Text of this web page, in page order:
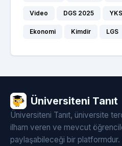
Video DGS 2025
Ekonomi Kimdir LGS
Üniversiteni Tanıt
Üniversiteni Tanıt, üniversite
ilham veren ve mevcut
paylaşabileceği bir